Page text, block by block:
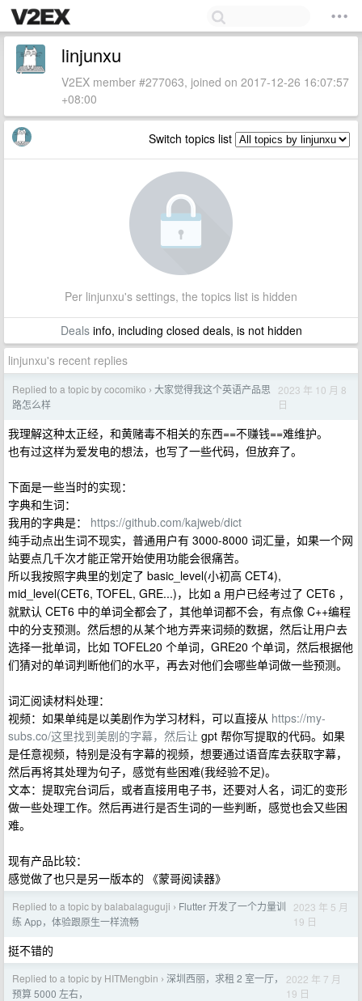
linjunxu
V2EX member #277063, joined on 2017-12-26 16:07:57
+08:00
Switch topics list
Per linjunxu's settings, the topics list is hidden
Dealsinfo, including closed deals, is not hidden
linjunxu's recent replies
Replied to a topic by cocomiko › 大家觉得我这个英语产品思
路怎么样
2023 年 10 月 8
日
我理解这种太正经，和黄赌毒不相关的东西==不赚钱==难维护。
也有过这样为爱发电的想法，也写了一些代码，但放弃了。
下面是一些当时的实现：
字典和生词：
我用的字典是： https://github.com/kajweb/dict
纯手动点出生词不现实，普通用户有 3000-8000 词汇量，如果一个网
站要点几千次才能正常开始使用功能会很痛苦。
所以我按照字典里的划定了 basic_level(小初高 CET4),
mid_level(CET6, TOFEL, GRE...)，比如 a 用户已经考过了 CET6 ，
就默认 CET6 中的单词全都会了，其他单词都不会，有点像 C++编程
中的分支预测。然后想的从某个地方弄来词频的数据，然后让用户去
选择一批单词，比如 TOFEL20 个单词，GRE20 个单词，然后根据他
们猜对的单词判断他们的水平，再去对他们会哪些单词做一些预测。
词汇阅读材料处理：
视频：如果单纯是以美剧作为学习材料，可以直接从 https://my-
subs.co/这里找到美剧的字幕，然后让 gpt 帮你写提取的代码。如果
是任意视频，特别是没有字幕的视频，想要通过语音库去获取字幕，
然后再将其处理为句子，感觉有些困难(我经验不足)。
文本：提取完台词后，或者直接用电子书，还要对人名，词汇的变形
做一些处理工作。然后再进行是否生词的一些判断，感觉也会又些困
难。
现有产品比较：
感觉做了也只是另一版本的 《蒙哥阅读器》
Replied to a topic by balabalaguguji › Flutter 开发了一个力量训
练 App，体验跟原生一样流畅
2023 年 5 月
19 日
挺不错的
Replied to a topic by HITMengbin › 深圳西丽，求租 2 室一厅，
预算 5000 左右，
2022 年 7 月
19 日